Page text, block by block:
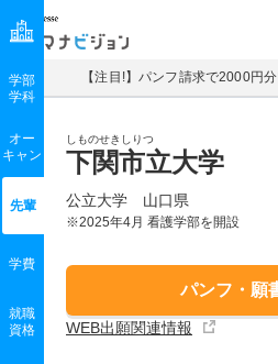
マナビジョン
【注目!】パンフ請求で2000円
しものせきしりつ
下関市立大学
公立大学 山口県
※2025年4月 看護学部を開設
パンフ・願
WEB出願関連情報
学部
学科
オー
キャン
先輩
学費
就職
資格